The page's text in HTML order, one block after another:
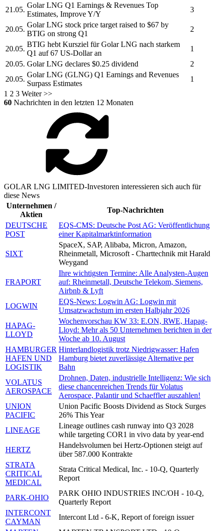
21.05.
Golar LNG Q1 Earnings & Revenues Top
Estimates, Improve Y/Y
3
20.05.
Golar LNG stock price target raised to $67 by
BTIG on strong Q1
2
20.05.
BTIG hebt Kursziel fürGolar LNG nach starkem
Q1 auf 67 US-Dollar an
1
20.05. Golar LNG declares $0.25 dividend
2
20.05.
Golar LNG (GLNG) Q1 Earnings and Revenues
Surpass Estimates
1
1 2 3 Weiter >>
60 Nachrichten in den letzten 12 Monaten
GOLAR LNG LIMITED-Investoren interessieren sich auch für
diese News
Unternehmen /
Aktien
Top-Nachrichten
DEUTSCHE
POST
EQS-CMS: Deutsche Post AG: Veröffentlichung
einer Kapitalmarktinformation
SIXT
SpaceX, SAP, Alibaba, Micron, Amazon,
Rheinmetall, Microsoft - Charttechnik mit Harald
Weygand
FRAPORT
Ihre wichtigsten Termine: Alle Analysten-Augen
auf: Rheinmetall, Deutsche Telekom, Siemens,
Airbnb & Lyft
LOGWIN
EQS-News: Logwin AG: Logwin mit
Umsatzwachstum im ersten Halbjahr 2026
HAPAG-
LLOYD
Wochenvorschau KW 33: E.ON, RWE, Hapag-
Lloyd: Mehr als 50 Unternehmen berichten in der
Woche ab 10. August
HAMBURGER
HAFEN UND
LOGISTIK
Hinterlandlogistik trotz Niedrigwasser: Hafen
Hamburg bietet zuverlässige Alternative per
Bahn
VOLATUS
AEROSPACE
Drohnen, Daten, industrielle Intelligenz: Wie sich
diese chancenreichen Trends für Volatus
Aerospace, Palantir und Schaeffler auszahlen!
UNION
PACIFIC
Union Pacific Boosts Dividend as Stock Surges
26% This Year
LINEAGE
Lineage outlines cash runway into Q3 2028
while targeting COR1 in vivo data by year-end
HERTZ
Handelsvolumen bei Hertz-Optionen steigt auf
über 587.000 Kontrakte
STRATA
CRITICAL
MEDICAL
Strata Critical Medical, Inc. - 10-Q, Quarterly
Report
PARK-OHIO
PARK OHIO INDUSTRIES INC/OH - 10-Q,
Quarterly Report
INTERCONT
CAYMAN
Intercont Ltd - 6-K, Report of foreign issuer